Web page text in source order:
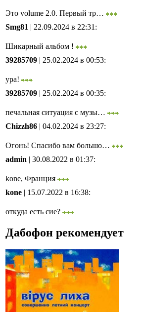
Это volume 2.0. Первый тр…
Smg81 | 22.09.2024 в 22:31 :
Шикарный альбом !
39285709 | 25.02.2024 в 00:53:
ура!
39285709 | 25.02.2024 в 00:35:
печальная ситуация с музы…
Chizzh86 | 04.02.2024 в 23:27:
Огонь! Спасибо вам большо…
admin | 30.08.2022 в 01:37:
kone, Франция
kone | 15.07.2022 в 16:38:
откуда есть сие?
Дабофон рекомендует